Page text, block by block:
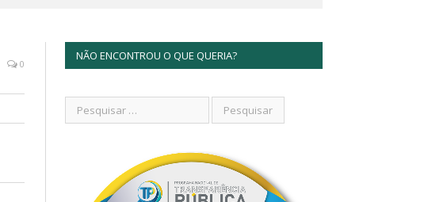
0
NÃO ENCONTROU O QUE QUERIA?